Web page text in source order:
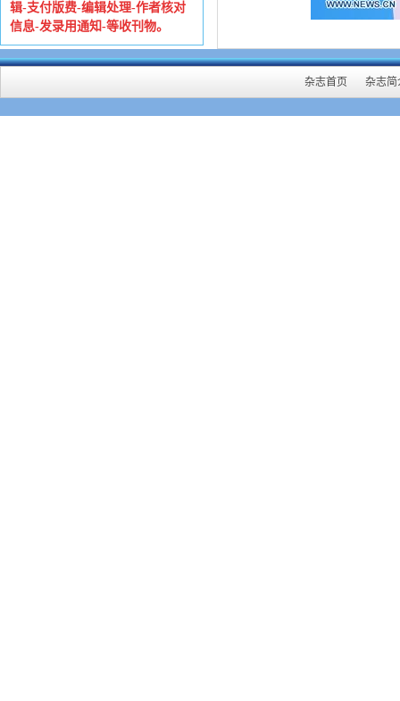
辑-支付版费-编辑处理-作者核对
信息-发录用通知-等收刊物。
杂志首页 杂志简